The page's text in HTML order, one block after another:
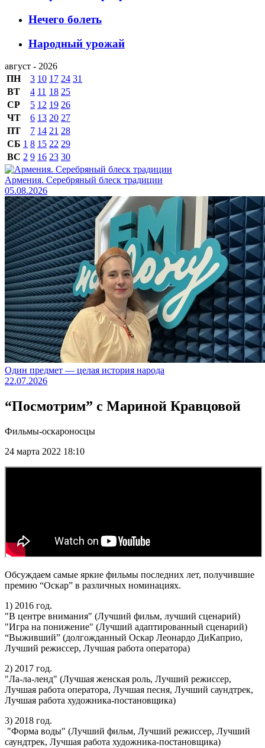
Нечего болеть
Народный урожай
август - 2026
ПН
3 10 17 24 31
ВТ
4 11 18 25
СР
5 12 19 26
ЧТ
6 13 20 27
ПТ
7 14 21 28
СБ 1 8 15 22 29
ВС 2 9 16 23 30
Армения. Серебряный блеск традиции
05.08.2026
Один предмет — целая история народа
22.07.2026
“Посмотрим” с Мариной Кравцовой
Фильмы-оскароносцы
24 марта 2022 18:10
Обсуждаем самые яркие фильмы последних лет, получившие
премию “Оскар” в различных номинациях.
1) 2016 год.
"В центре внимания" (Лучший фильм, лучший сценарий)
"Игра на понижение" (Лучший адаптированный сценарий)
“Выживший” (долгожданный Оскар Леонардо ДиКаприо,
Лучший режиссер, Лучшая работа оператора)
2) 2017 год.
"Ла-ла-ленд" (Лучшая женская роль, Лучший режиссер,
Лучшая работа оператора, Лучшая песня, Лучший саундтрек,
Лучшая работа художника-постановщика)
3) 2018 год.
"Форма воды" (Лучший фильм, Лучший режиссер, Лучший
саундтрек, Лучшая работа художника-постановщика)